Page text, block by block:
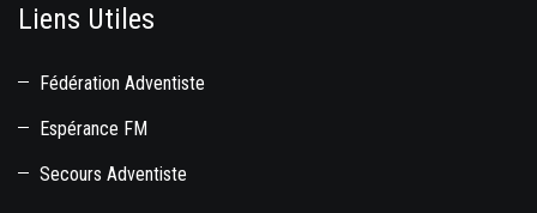
Liens Utiles
Fédération Adventiste
Espérance FM
Secours Adventiste